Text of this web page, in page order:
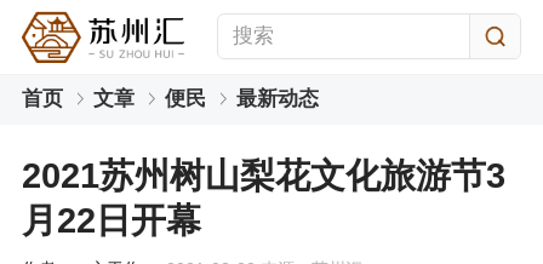
首页 文章 便民 最新动态
2021苏州树山梨花文化旅游节3
月22日开幕